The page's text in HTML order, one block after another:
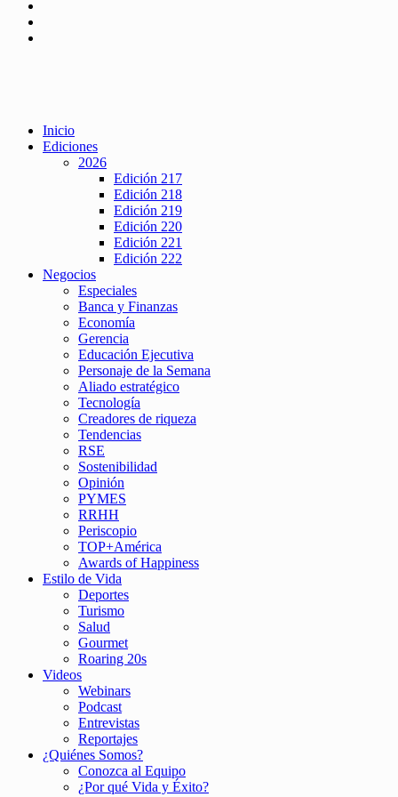
Inicio
Ediciones
2026
Edición 217
Edición 218
Edición 219
Edición 220
Edición 221
Edición 222
Negocios
Especiales
Banca y Finanzas
Economía
Gerencia
Educación Ejecutiva
Personaje de la Semana
Aliado estratégico
Tecnología
Creadores de riqueza
Tendencias
RSE
Sostenibilidad
Opinión
PYMES
RRHH
Periscopio
TOP+América
Awards of Happiness
Estilo de Vida
Deportes
Turismo
Salud
Gourmet
Roaring 20s
Videos
Webinars
Podcast
Entrevistas
Reportajes
¿Quiénes Somos?
Conozca al Equipo
¿Por qué Vida y Éxito?